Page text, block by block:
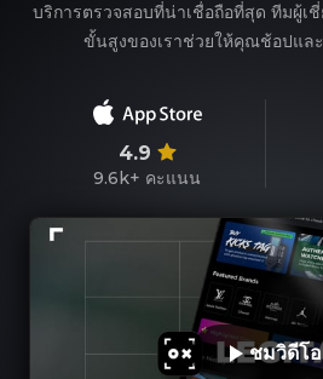
บริการตรวจสอบที่น่าเชื่อถือที่สุด ทีมผู้เ
ขั้นสูงของเราช่วยให้คุณช้อปแล
4.9
9.6k+ คะแนน
ชมวิดีโอ